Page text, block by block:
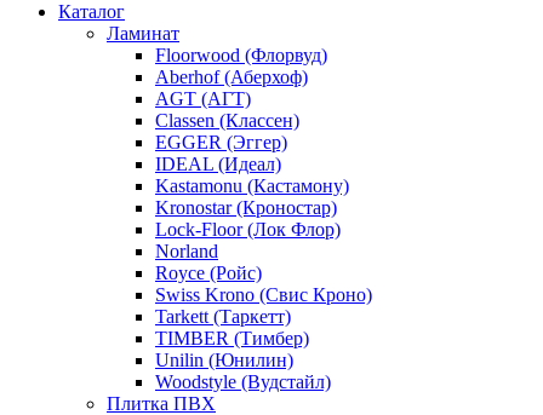
Каталог
Ламинат
Floorwood (Флорвуд)
Aberhof (Аберхоф)
AGT (АГТ)
Classen (Классен)
EGGER (Эггер)
IDEAL (Идеал)
Kastamonu (Кастамону)
Kronostar (Кроностар)
Lock-Floor (Лок Флор)
Norland
Royce (Ройс)
Swiss Krono (Свис Кроно)
Tarkett (Таркетт)
TIMBER (Тимбер)
Unilin (Юнилин)
Woodstyle (Вудстайл)
Плитка ПВХ